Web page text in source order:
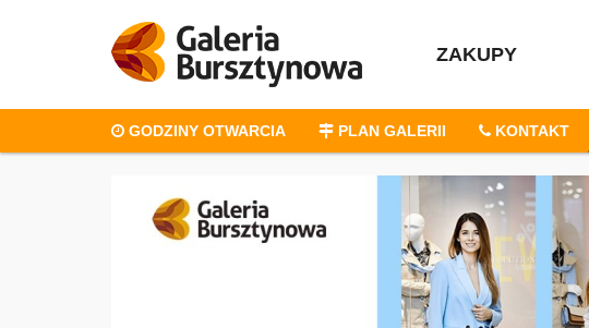
ZAKUPY
GODZINY OTWARCIA PLAN GALERII KONTAKT